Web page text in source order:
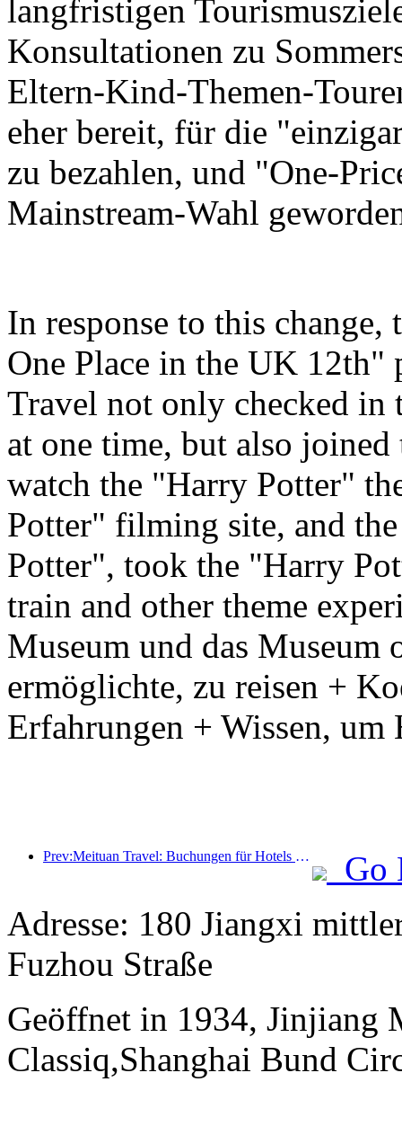
langfristigen
Konsultationen zu
Eltern-Kind-Themen-
eher bereit, für die
zu bezahlen, und "One-
Mainstream-Wahl
In response to this
One Place in the UK
Travel not only checked in
at one time, but also
watch the "Harry Potter"
Potter" filming site, and
Potter", took the "Harry
train and other theme
Museum und das Museum
ermöglichte, zu reisen +
Erfahrungen + Wissen, um
Prev:Meituan Travel: Buchungen für Hotels mit hohen Sternen in Landkreisen während des Drachenbootfestes sind heiß, wobei Familien mit Kindern die Hauptkraft sind
Go
Adresse: 180 Jiangxi
Fuzhou Straße
Geöffnet in 1934, Jinjiang
Classiq,Shanghai Bund